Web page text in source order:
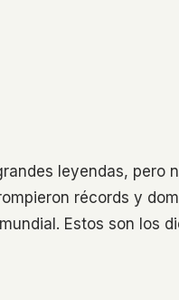
leyendas,
récords y
Estos son los